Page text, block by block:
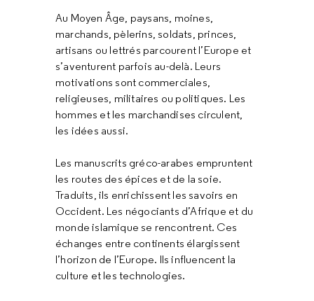
Au Moyen Âge, paysans, moines,
marchands, pèlerins, soldats, princes,
artisans ou lettrés parcourent l’Europe et
s’aventurent parfois au-delà. Leurs
motivations sont commerciales,
religieuses, militaires ou politiques. Les
hommes et les marchandises circulent,
les idées aussi.
Les manuscrits gréco-arabes empruntent
les routes des épices et de la soie.
Traduits, ils enrichissent les savoirs en
Occident. Les négociants d’Afrique et du
monde islamique se rencontrent. Ces
échanges entre continents élargissent
l’horizon de l’Europe. Ils influencent la
culture et les technologies.